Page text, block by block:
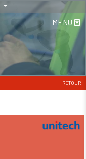
MENU
RETOUR